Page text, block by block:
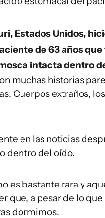
Estados Unidos,
de 63 años que
intacta dentro
muchas historias
Cuerpos extraños,
en las noticias
dentro del oído.
es bastante rara y
que, a pesar de lo
dormimos.